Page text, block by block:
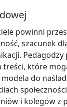
powinni
szacunek
które
do
i kolegów z